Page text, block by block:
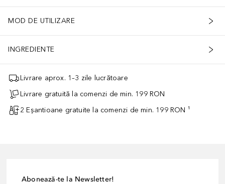
MOD DE UTILIZARE
INGREDIENTE
Livrare aprox. 1–3 zile lucrătoare
Livrare gratuită la comenzi de min. 199 RON
2 Eșantioane gratuite la comenzi de min. 199 RON ¹
Abonează-te la Newsletter!